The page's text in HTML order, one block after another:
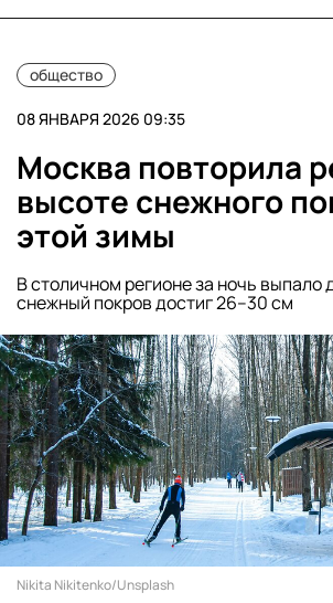
общество
08 ЯНВАРЯ 2026 09:35
Москва повторила
высоте снежного
этой зимы
В столичном регионе за ночь выпало
снежный покров достиг 26–30 см
Nikita Nikitenko/Unsplash